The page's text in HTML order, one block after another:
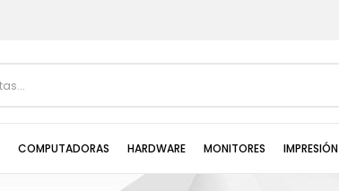
COMPUTADORAS HARDWARE MONITORES IMPRESIÓN